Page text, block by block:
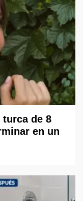
de 8
en un